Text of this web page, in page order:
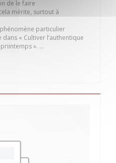
de le faire
mérite, surtout à
particulier
« Cultiver l’authentique
». ...